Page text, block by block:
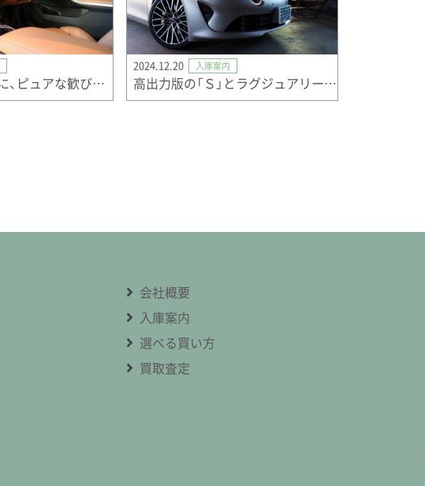
スポーティネスに、ピュアな歓びが出会う。
2024.12.20 入庫案内
高出力版の「Ｓ」とラグジュアリーな「リネージ」の融合！
会社概要
入庫案内
選べる買い方
買取査定